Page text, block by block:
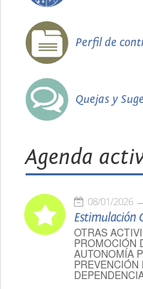
Perfil de
Quejas y
Agenda
08/01/2026
Estimulación
OTRAS
PROMOCIÓN
AUTONOMÍA
PREVENCIÓN